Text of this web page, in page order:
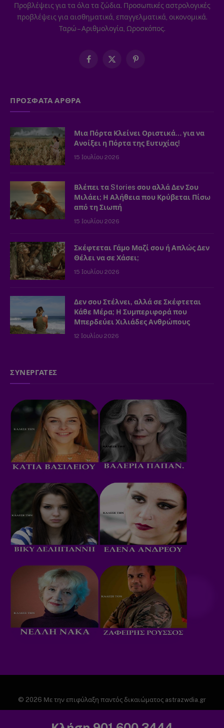
Προβλέψεις για τα όλα τα ζώδια. Προσωπικές αστρολογικές
προβλέψεις για αισθηματικά, επαγγελματικά, οικονομικά.
Ταρώ – Αριθμολογία, Ωροσκόπος.
Facebook
X
Pinterest
ΠΡΟΣΦΑΤΑ ΑΡΘΡΑ
Μια Πόρτα Κλείνει Οριστικά… για να
Ανοίξει η Πόρτα της Ευτυχίας!
15 Ιουλίου 2026
Βλέπει τα Stories σου αλλά Δεν Σου
Μιλάει; Η Αλήθεια που Κρύβεται Πίσω
από τη Σιωπή
15 Ιουλίου 2026
Σκέφτεται Γάμο Μαζί σου ή Απλώς Δεν
Θέλει να σε Χάσει;
15 Ιουλίου 2026
Δεν σου Στέλνει, αλλά σε Σκέφτεται
Κάθε Μέρα; Η Συμπεριφορά που
Μπερδεύει Χιλιάδες Ανθρώπους
12 Ιουλίου 2026
ΣΥΝΕΡΓΑΤΕΣ
© 2026 Με την επιφύλαξη παντός δικαιώματος astrazwdia.gr